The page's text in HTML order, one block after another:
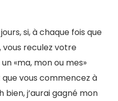
si, à chaque fois que
vous reculez votre
«ma, mon ou mes»
que vous commencez à
bien, j’aurai gagné mon